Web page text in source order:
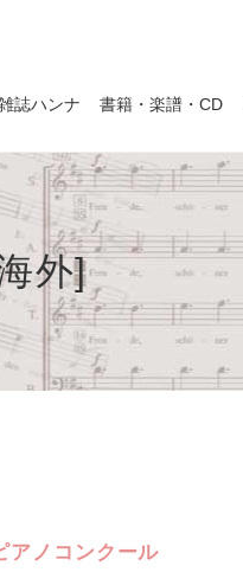
誌ハンナ 書籍・楽譜・CD
外]
アノコンクール